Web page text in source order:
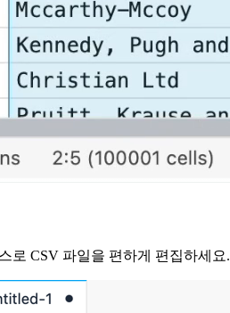
로 CSV 파일을 편하게 편집하세요.